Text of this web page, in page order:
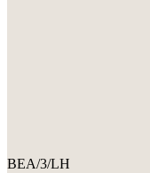
BEA/3/LH